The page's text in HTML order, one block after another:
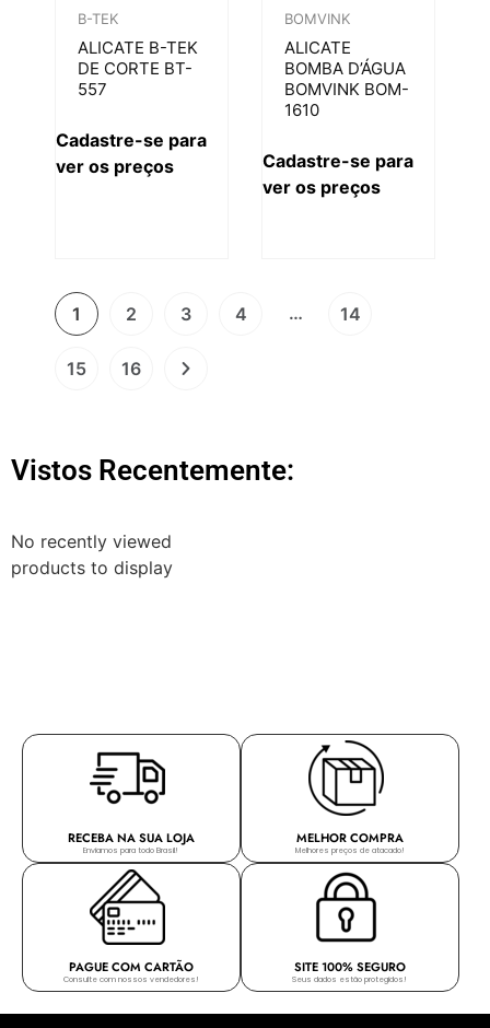
B-TEK
ALICATE B-TEK
DE CORTE BT-
557
Cadastre-se para
ver os preços
BOMVINK
ALICATE
BOMBA D’ÁGUA
BOMVINK BOM-
1610
Cadastre-se para
ver os preços
1 2 3 4 … 14
15 16
Vistos Recentemente:
No recently viewed
products to display
RECEBA NA SUA LOJA
Enviamos para todo Brasil!
MELHOR COMPRA
Melhores preços de atacado!
PAGUE COM CARTÃO
Consulte com nossos vendedores!
SITE 100% SEGURO
Seus dados estão protegidos!